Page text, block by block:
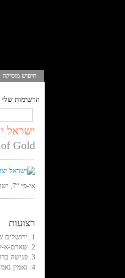
חיפוש מוסיקה
הרשימות שלי
ישראל
Gold
אי-פי “7, ישראל, 1967, EMI, EPOC 40019, מונו,
רצועות
1. ירושלים של זהב
2. שארם-א-שייך
3. פגישה בדרך
4. נאמין נאמין